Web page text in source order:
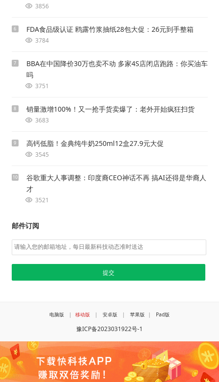
3856
6 FDA食品级认证 鸥露竹浆抽纸28包大促：26元到手整箱
3784
7
BBA在中国降价30万也卖不动 多家4S店闭店跑路：你买油车
吗
3751
8 销量激增100%！又一抢手货卖爆了：老外开始疯狂扫货
3683
9 高钙低脂！金典纯牛奶250ml12盒27.9元大促
3545
10
谷歌重大人事调整：印度裔CEO神话不再 搞AI还得是华裔人
才
3521
邮件订阅
电脑版 | 移动版 | 安卓版 | 苹果版 | Pad版
豫ICP备2023031922号-1